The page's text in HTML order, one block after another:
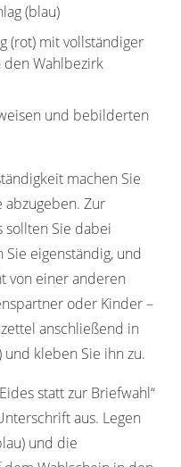
(blau)
(rot) mit vollständiger
Wahlbezirk
und bebilderten
machen Sie
abzugeben. Zur
sollten Sie dabei
eigenständig, und
von einer anderen
oder Kinder –
anschließend in
kleben Sie ihn zu.
statt zur Briefwahl“
aus. Legen
und die